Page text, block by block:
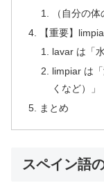
（自分の
【重要】
lavar は「
limpiar は
くなど）」
まとめ
スペイン語